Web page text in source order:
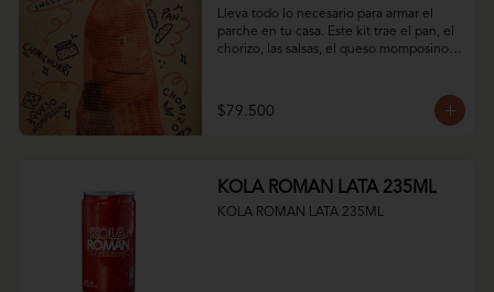
Lleva todo lo necesario para armar el
parche en tu casa. Este kit trae el pan, el
chorizo, las salsas, el queso momposino y
$79.500
KOLA ROMAN LATA 235ML
KOLA ROMAN LATA 235ML